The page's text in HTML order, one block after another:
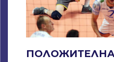
ПОЛОЖИТЕЛНА